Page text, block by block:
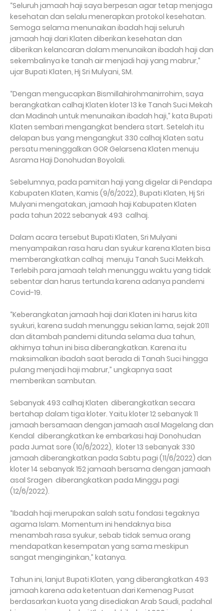
“Seluruh jamaah haji saya berpesan agar tetap menjaga
kesehatan dan selalu menerapkan protokol kesehatan.
Semoga selama menunaikan ibadah haji seluruh
jamaah haji dari Klaten diberikan kesehatan dan
diberikan kelancaran dalam menunaikan ibadah haji dan
sekembalinya ke tanah air menjadi haji yang mabrur,”
ujar Bupati Klaten, Hj Sri Mulyani, SM.
“Dengan mengucapkan Bismillahirohmanirrohim, saya
berangkatkan calhaj Klaten kloter 13 ke Tanah Suci Mekah
dan Madinah untuk menunaikan ibadah haji,” kata Bupati
Klaten sembari mengangkat bendera start. Setelah itu
delapan bus yang mengangkut 330 calhaj Klaten satu
persatu meninggalkan GOR Gelarsena Klaten menuju
Asrama Haji Donohudan Boyolali.
Sebelumnya, pada pamitan haji yang digelar di Pendapa
Kabupaten Klaten, Kamis (9/6/2022), Bupati Klaten, Hj Sri
Mulyani mengatakan, jamaah haji Kabupaten Klaten
pada tahun 2022 sebanyak 493 calhaj.
Dalam acara tersebut Bupati Klaten, Sri Mulyani
menyampaikan rasa haru dan syukur karena Klaten bisa
memberangkatkan calhaj menuju Tanah Suci Mekkah.
Terlebih para jamaah telah menunggu waktu yang tidak
sebentar dan harus tertunda karena adanya pandemi
Covid-19.
“Keberangkatan jamaah haji dari Klaten ini harus kita
syukuri, karena sudah menunggu sekian lama, sejak 2011
dan ditambah pandemi ditunda selama dua tahun,
akhirnya tahun ini bisa diberangkatkan. Karena itu
maksimalkan ibadah saat berada di Tanah Suci hingga
pulang menjadi haji mabrur,” ungkapnya saat
memberikan sambutan.
Sebanyak 493 calhaj Klaten diberangkatkan secara
bertahap dalam tiga kloter. Yaitu kloter 12 sebanyak 11
jamaah bersamaan dengan jamaah asal Magelang dan
Kendal diberangkatkan ke embarkasi haji Donohudan
pada Jumat sore (10/6/2022), kloter 13 sebanyak 330
jamaah diberangkatkan pada Sabtu pagi (11/6/2022) dan
kloter 14 sebanyak 152 jamaah bersama dengan jamaah
asal Sragen diberangkatkan pada Minggu pagi
(12/6/2022).
“Ibadah haji merupakan salah satu fondasi tegaknya
agama Islam. Momentum ini hendaknya bisa
menambah rasa syukur, sebab tidak semua orang
mendapatkan kesempatan yang sama meskipun
sangat menginginkan,” katanya.
Tahun ini, lanjut Bupati Klaten, yang diberangkatkan 493
jamaah karena ada ketentuan dari Kemenag Pusat
berdasarkan kuota yang disediakan Arab Saudi, padahal